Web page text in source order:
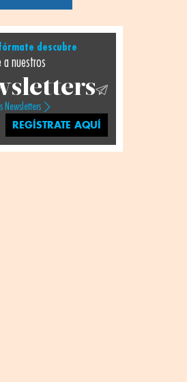
descubre
a nuestros
Newsletters
REGÍSTRATE AQUÍ